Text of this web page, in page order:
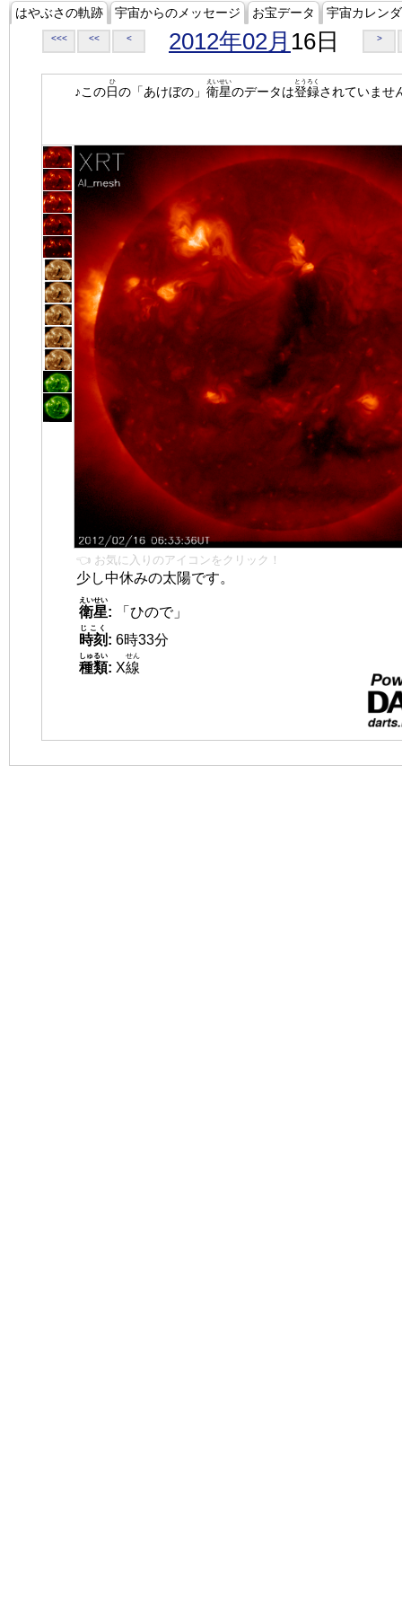
はやぶさの軌跡 宇宙からのメッセージ お宝データ 宇宙カレン
<<< << < 2012年02月 16日 >
♪この日
ひ
の「あけぼの」 衛星
えいせい
のデータは登録
とうろく
されていませ
👈 お気に入りのアイコンをクリック！
少し中休みの太陽です。
衛星
えいせい
:
「ひので」
時刻
じこく
: 6時33分
種類
しゅるい
: X線
せん